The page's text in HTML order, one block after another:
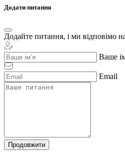
Додати питання
Додайте питання, і ми відповімо
Ваше
Email
Продовжити